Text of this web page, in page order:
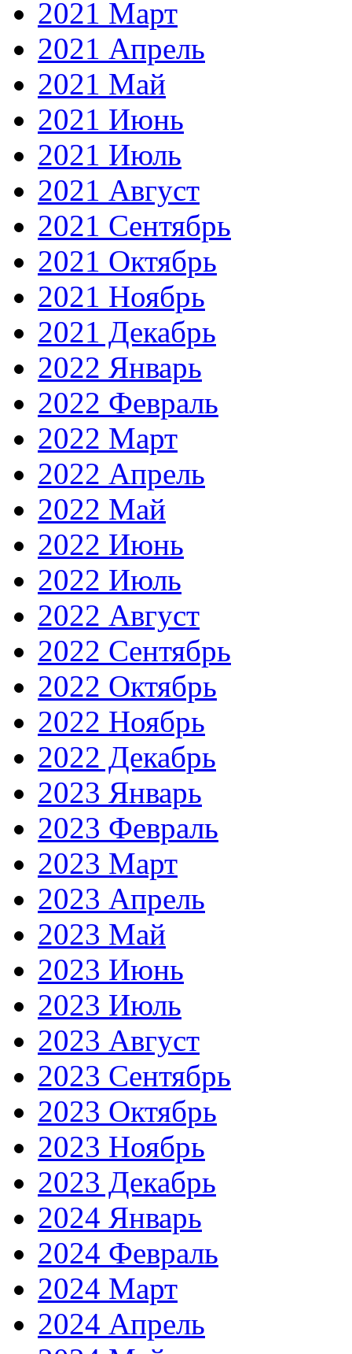
2021 Март
2021 Апрель
2021 Май
2021 Июнь
2021 Июль
2021 Август
2021 Сентябрь
2021 Октябрь
2021 Ноябрь
2021 Декабрь
2022 Январь
2022 Февраль
2022 Март
2022 Апрель
2022 Май
2022 Июнь
2022 Июль
2022 Август
2022 Сентябрь
2022 Октябрь
2022 Ноябрь
2022 Декабрь
2023 Январь
2023 Февраль
2023 Март
2023 Апрель
2023 Май
2023 Июнь
2023 Июль
2023 Август
2023 Сентябрь
2023 Октябрь
2023 Ноябрь
2023 Декабрь
2024 Январь
2024 Февраль
2024 Март
2024 Апрель